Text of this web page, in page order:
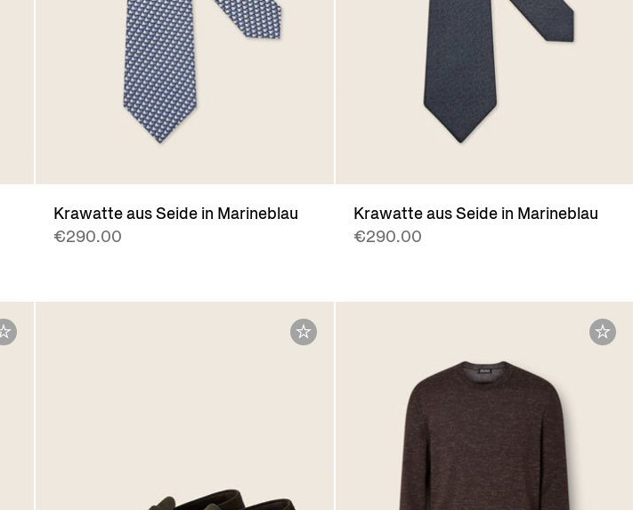
Krawatte aus Seide in Marineblau
€290.00
Krawatte aus Seide in Marineblau
€290.00